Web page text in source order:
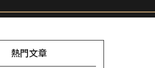
熱門文章